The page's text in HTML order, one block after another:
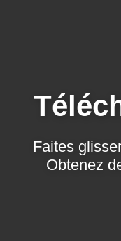
Faites
Obtenez